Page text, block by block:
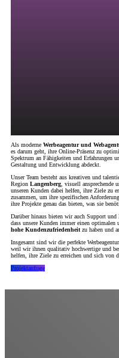
Als moderne Werbeagentur und
es darum geht, ihre Online-Präsenz zu
Spektrum an Fähigkeiten und Erfahrungen
Gestaltung und Entwicklung abdeckt.
Unser Team besteht aus kreativen und
Region Langenberg , visuell ansprechende
unseren Kunden dabei helfen, ihre Ziele zu
zusammen, um ihre spezifischen
ihre Projekte genau das bieten, was sie
Darüber hinaus bieten wir auch Support und
dass unsere Kunden immer einen
hohe Kundenzufriedenheit zu haben und
Insgesamt sind wir die perfekte
weil wir ihnen qualitativ hochwertige und
helfen, ihre Ziele zu erreichen und sich von
Projektanfrage